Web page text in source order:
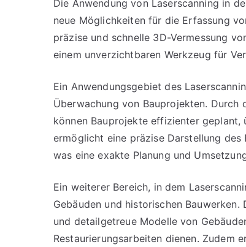
Die Anwendung von Laserscanning in
neue Möglichkeiten für die Erfassung
präzise und schnelle 3D-Vermessung
einem unverzichtbaren Werkzeug für
Ein Anwendungsgebiet des
Überwachung von Bauprojekten. Durch
können Bauprojekte effizienter
ermöglicht eine präzise Darstellung
was eine exakte Planung und
Ein weiterer Bereich, in dem
Gebäuden und historischen
und detailgetreue Modelle von
Restaurierungsarbeiten dienen. Zudem